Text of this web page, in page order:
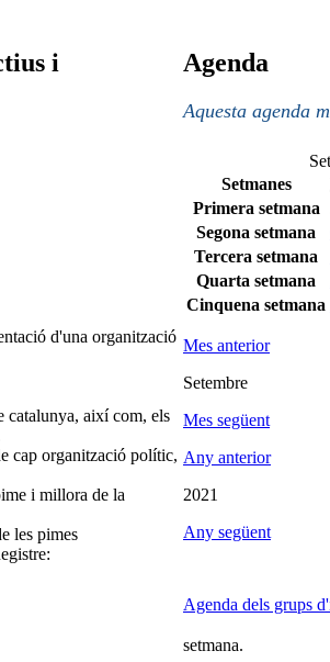
i
d'una organització
catalunya, així com, els
cap organització polític,
i millora de la
les pimes
Agenda
Aquesta agenda
Setmanes
Primera setmana
Segona setmana
Tercera setmana
Quarta setmana
Cinquena setmana
Mes anterior
Setembre
Mes següent
Any anterior
2021
Any següent
Agenda dels grups
setmana.